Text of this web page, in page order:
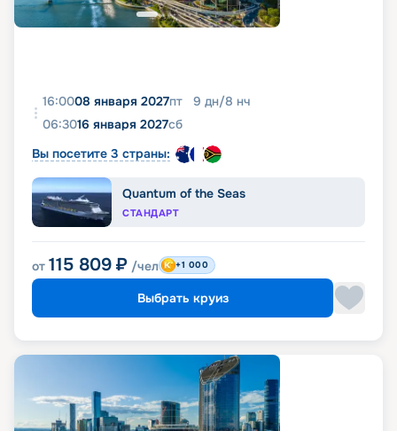
16:0008 января 2027пт 9 дн/8 нч
06:3016 января 2027сб
Вы посетите 3 страны:
Quantum of the Seas
СТАНДАРТ
от 115 809 ₽ /чел +1 000
Выбрать круиз